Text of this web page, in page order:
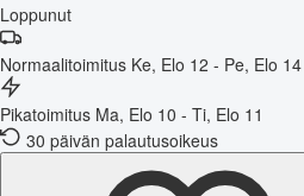
Loppunut
Normaalitoimitus Ke, Elo 12 - Pe, Elo 14
Pikatoimitus Ma, Elo 10 - Ti, Elo 11
30 päivän palautusoikeus